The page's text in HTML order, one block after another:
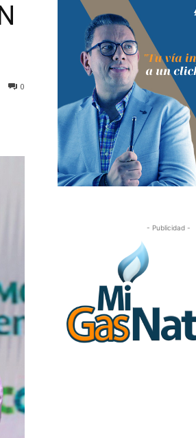
0
- Publicidad -